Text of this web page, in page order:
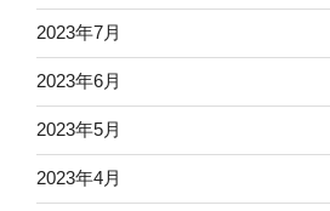
2023年7月
2023年6月
2023年5月
2023年4月